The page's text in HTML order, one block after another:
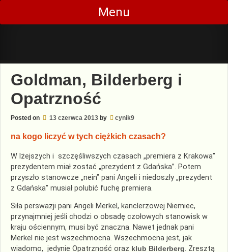
Skip
content
Menu
Goldman, Bilderberg i
Opatrzność
Posted on 13 czerwca 2013 by cynik9
na kogo liczyć w tych ciężkich czasach?
W lżejszych i szczęśliwszych czasach „premiera z Krakowa”
prezydentem miał zostać „prezydent z Gdańska”. Potem
przyszło stanowcze „nein” pani Angeli i niedoszły „prezydent
z Gdańska” musiał polubić fuchę premiera.
Siła perswazji pani Angeli Merkel, kanclerzowej Niemiec,
przynajmniej jeśli chodzi o obsadę czołowych stanowisk w
kraju ościennym, musi być znaczna. Nawet jednak pani
Merkel nie jest wszechmocna. Wszechmocna jest, jak
wiadomo, jedynie Opatrzność oraz klub Bilderberg. Zresztą